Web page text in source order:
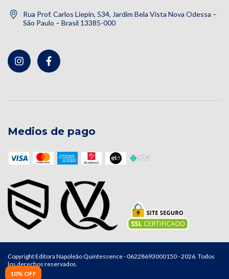
10% OFF
Rua Prof. Carlos Liepin, 534, Jardim Bela Vista Nova Odessa –
São Paulo – Brasil 13385-000
Medios de pago
Copyright Editora Napoleão Quintessence - 06228693000150 - 2026. Todos
los derechos reservados.